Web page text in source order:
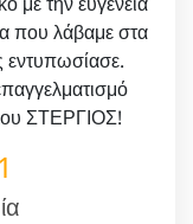
που λάβαμε στα
ΣΤΕΡΓΙΟΣ!